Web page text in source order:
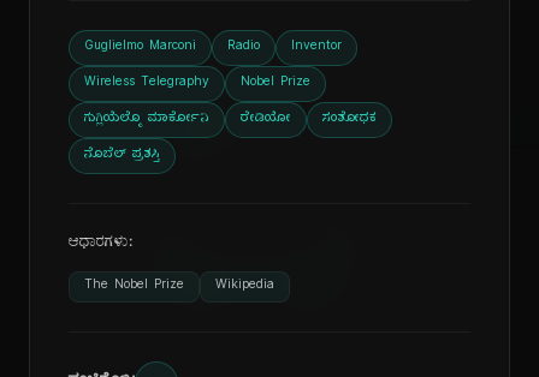
ದಿ
Guglielmo Marconi Radio Inventor
Wireless Telegraphy Nobel Prize
ಗುಗ್ಲಿಯೆಲ್ಮೊ ಮಾರ್ಕೋನಿ ರೇಡಿಯೋ ಸಂಶೋಧಕ
ನೊಬೆಲ್ ಪ್ರಶಸ್ತಿ
ಆಧಾರಗಳು:
The Nobel Prize Wikipedia